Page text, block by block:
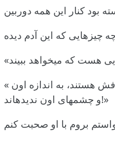
« و این دوربینهایی که اطرافش هستند، به اندازه اون
و چشمهای اون ندیدهاند!»